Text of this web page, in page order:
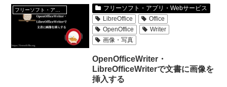
フリーソフト・アプリ・Webサービス
LibreOffice
Office
OpenOffice
Writer
画像・写真
OpenOfficeWriter・
LibreOfficeWriterで文書に画像を
挿入する